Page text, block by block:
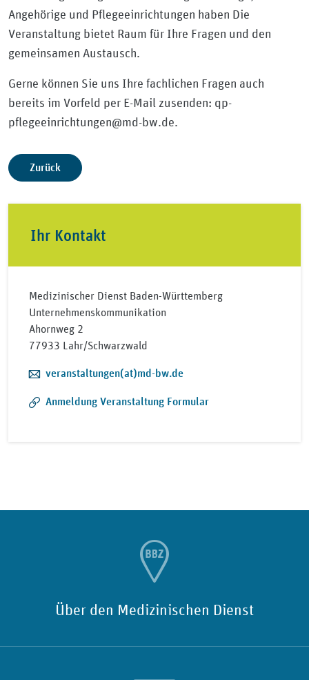
Angehörige und Pflegeeinrichtungen haben Die
Veranstaltung bietet Raum für Ihre Fragen und den
gemeinsamen Austausch.
Gerne können Sie uns Ihre fachlichen Fragen auch
bereits im Vorfeld per E-Mail zusenden: qp-
pflegeeinrichtungen@md-bw.de.
Zurück
Ihr Kontakt
Medizinischer Dienst Baden-Württemberg
Unternehmenskommunikation
Ahornweg 2
77933 Lahr/Schwarzwald
E-Mail:
veranstaltungen(at)md-bw.de
Anmeldung Veranstaltung Formular
Über den Medizinischen Dienst